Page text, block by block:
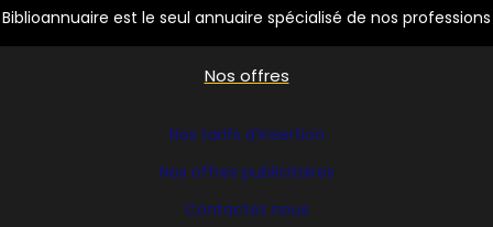
Biblioannuaire est le seul annuaire spécialisé de nos professions
Nos offres
Nos tarifs d’insertion
Nos offres publicitaires
Contactez nous